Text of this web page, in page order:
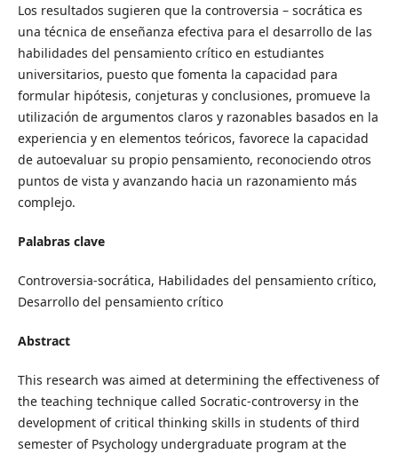
Los resultados sugieren que la controversia – socrática es
una técnica de enseñanza efectiva para el desarrollo de las
habilidades del pensamiento crítico en estudiantes
universitarios, puesto que fomenta la capacidad para
formular hipótesis, conjeturas y conclusiones, promueve la
utilización de argumentos claros y razonables basados en la
experiencia y en elementos teóricos, favorece la capacidad
de autoevaluar su propio pensamiento, reconociendo otros
puntos de vista y avanzando hacia un razonamiento más
complejo.
Palabras clave
Controversia-socrática, Habilidades del pensamiento crítico,
Desarrollo del pensamiento crítico
Abstract
This research was aimed at determining the effectiveness of
the teaching technique called Socratic-controversy in the
development of critical thinking skills in students of third
semester of Psychology undergraduate program at the